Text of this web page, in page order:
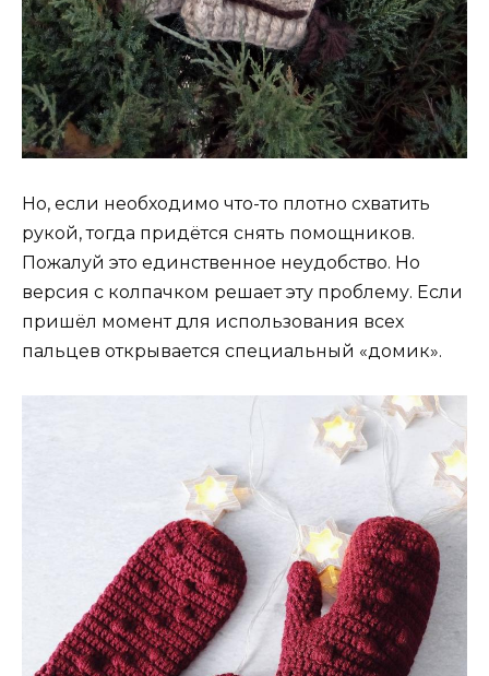
Но, если необходимо что-то плотно схватить
рукой, тогда придётся снять помощников.
Пожалуй это единственное неудобство. Но
версия с колпачком решает эту проблему. Если
пришёл момент для использования всех
пальцев открывается специальный «домик».